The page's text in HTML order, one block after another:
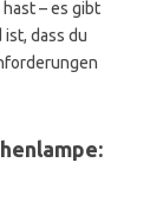
– es gibt
dass du